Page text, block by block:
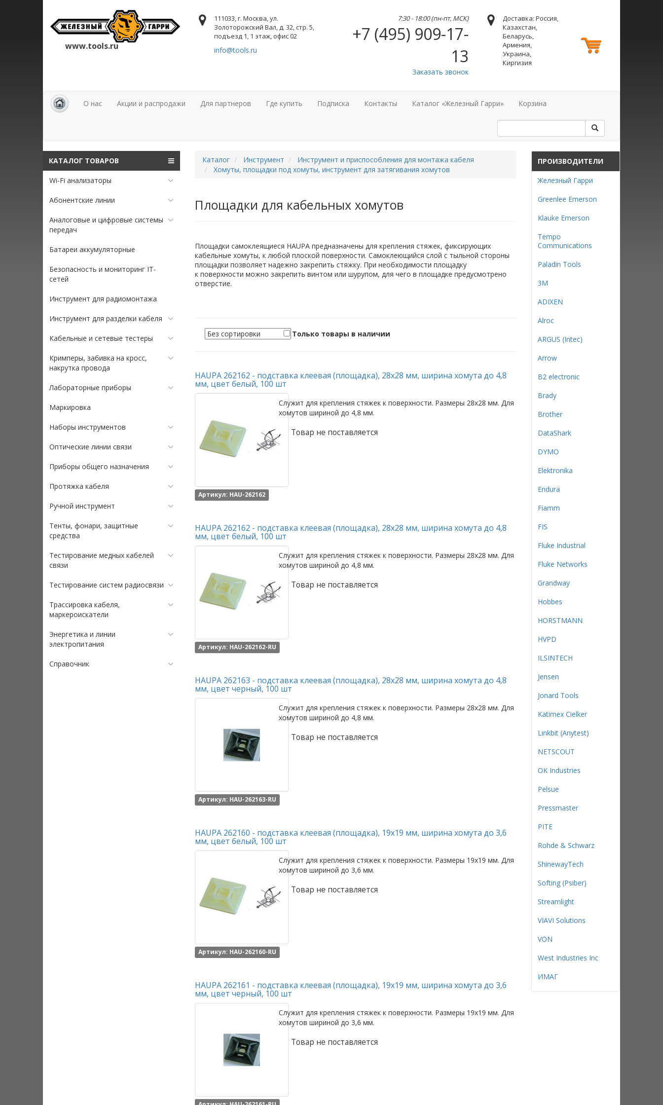
www.tools.ru
111033, г. Москва, ул.
Золоторожский Вал, д. 32, стр. 5,
подъезд 1, 1 этаж, офис 02
info@tools.ru
7:30 - 18:00 (пн-пт, МСК)
+7 (495) 909-17-
13
Заказать звонок
Доставка: Россия,
Казахстан,
Беларусь,
Армения,
Украина,
Киргизия
О нас Акции и распродажи Для партнеров Где купить Подписка Контакты Каталог «Железный Гарри» Корзина
КАТАЛОГ ТОВАРОВ
Wi-Fi анализаторы
Абонентские линии
Аналоговые и цифровые системы
передач
Батареи аккумуляторные
Безопасность и мониторинг IT-
сетей
Инструмент для радиомонтажа
Инструмент для разделки кабеля
Кабельные и сетевые тестеры
Кримперы, забивка на кросс,
накрутка провода
Лабораторные приборы
Маркировка
Наборы инструментов
Оптические линии связи
Приборы общего назначения
Протяжка кабеля
Ручной инструмент
Тенты, фонари, защитные
средства
Тестирование медных кабелей
связи
Тестирование систем радиосвязи
Трассировка кабеля,
маркероискатели
Энергетика и линии
электропитания
Справочник
Каталог Инструмент
Инструмент и приспособления для монтажа кабеля
Хомуты, площадки под хомуты, инструмент для затягивания хомутов
Площадки для кабельных хомутов
Площадки самоклеящиеся HAUPA предназначены для крепления стяжек, фиксирующих
кабельные хомуты, к любой плоской поверхности. Самоклеющийся слой с тыльной стороны
площадки позволяет надежно закрепить стяжку. При необходимости площадку
к поверхности можно закрепить винтом или шурупом, для чего в площадке предусмотрено
отверстие.
Только товары в наличии
HAUPA 262162 - подставка клеевая (площадка), 28x28 мм, ширина хомута до 4,8
мм, цвет белый, 100 шт
Артикул: HAU-262162
Служит для крепления стяжек к поверхности. Размеры 28x28 мм. Для
хомутов шириной до 4,8 мм.
Товар не поставляется
HAUPA 262162 - подставка клеевая (площадка), 28x28 мм, ширина хомута до 4,8
мм, цвет белый, 100 шт
Артикул: HAU-262162-RU
Служит для крепления стяжек к поверхности. Размеры 28x28 мм. Для
хомутов шириной до 4,8 мм.
Товар не поставляется
HAUPA 262163 - подставка клеевая (площадка), 28x28 мм, ширина хомута до 4,8
мм, цвет черный, 100 шт
Артикул: HAU-262163-RU
Служит для крепления стяжек к поверхности. Размеры 28x28 мм. Для
хомутов шириной до 4,8 мм.
Товар не поставляется
HAUPA 262160 - подставка клеевая (площадка), 19x19 мм, ширина хомута до 3,6
мм, цвет белый, 100 шт
Артикул: HAU-262160-RU
Служит для крепления стяжек к поверхности. Размеры 19x19 мм. Для
хомутов шириной до 3,6 мм.
Товар не поставляется
HAUPA 262161 - подставка клеевая (площадка), 19x19 мм, ширина хомута до 3,6
мм, цвет черный, 100 шт
Служит для крепления стяжек к поверхности. Размеры 19x19 мм. Для
хомутов шириной до 3,6 мм.
Товар не поставляется
ПРОИЗВОДИТЕЛИ
Железный Гарри
Greenlee Emerson
Klauke Emerson
Tempo
Communications
Paladin Tools
3М
ADIXEN
Alroc
ARGUS (Intec)
Arrow
B2 electronic
Brady
Brother
DataShark
DYMO
Elektronika
Endura
Fiamm
FIS
Fluke Industrial
Fluke Networks
Grandway
Hobbes
HORSTMANN
HVPD
ILSINTECH
Jensen
Jonard Tools
Katimex Cielker
Linkbit (Anytest)
NETSCOUT
OK Industries
Pelsue
Pressmaster
PITE
Rohde & Schwarz
ShinewayTech
Softing (Psiber)
Streamlight
VIAVI Solutions
VON
West Industries Inc
ИМАГ